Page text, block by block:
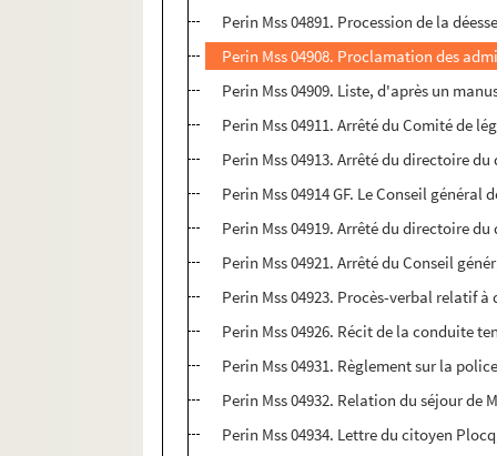
Perin Mss 04891. Procession de la
Perin Mss 04908. Proclamation des
Perin Mss 04909. Liste, d'après un
Perin Mss 04911. Arrêté du Comité de
Perin Mss 04913. Arrêté du directoire
Perin Mss 04914 GF. Le Conseil
Perin Mss 04919. Arrêté du directoire
Perin Mss 04921. Arrêté du Conseil
Perin Mss 04923. Procès-verbal relatif à
Perin Mss 04926. Récit de la conduite
Perin Mss 04931. Règlement sur la
Perin Mss 04932. Relation du séjour de
Perin Mss 04934. Lettre du citoyen